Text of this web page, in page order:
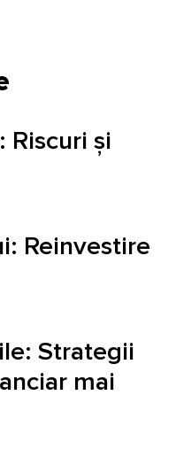
Riscuri și
Reinvestire
Strategii
mai